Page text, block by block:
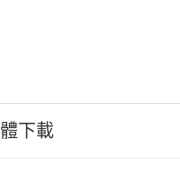
下載